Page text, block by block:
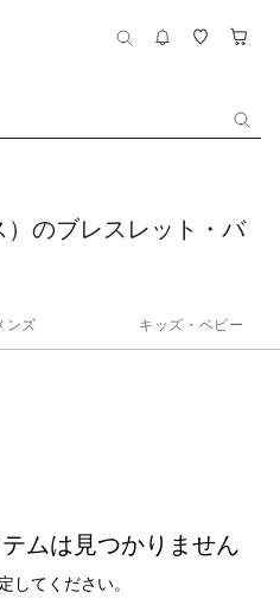
のブレスレット・バ
ンズ キッズ・ベビー
ムは見つかりません
してください。